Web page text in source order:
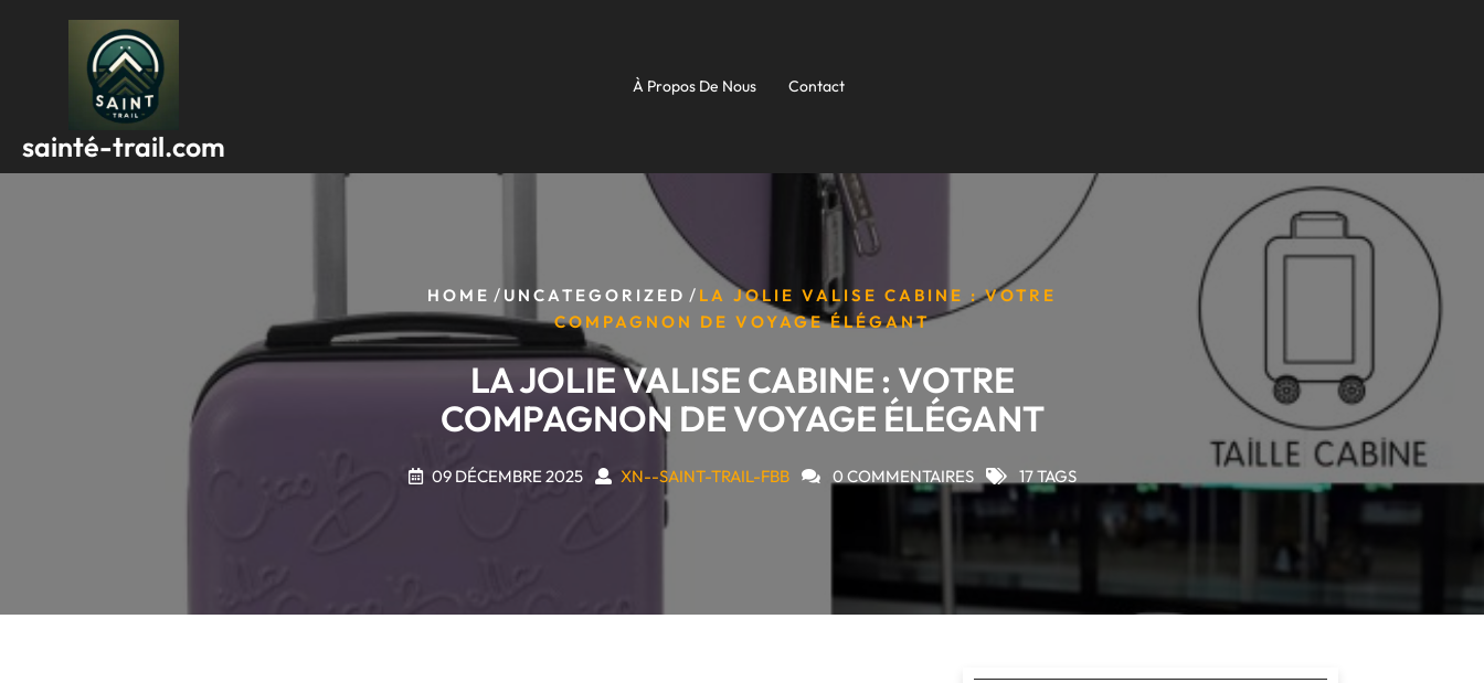
sainté-trail.com
À Propos De Nous Contact
HOME / UNCATEGORIZED / LA JOLIE VALISE CABINE : VOTRE
COMPAGNON DE VOYAGE ÉLÉGANT
LA JOLIE VALISE CABINE : VOTRE
COMPAGNON DE VOYAGE ÉLÉGANT
09 DÉCEMBRE 2025 XN--SAINT-TRAIL-FBB 0 COMMENTAIRES 17 TAGS